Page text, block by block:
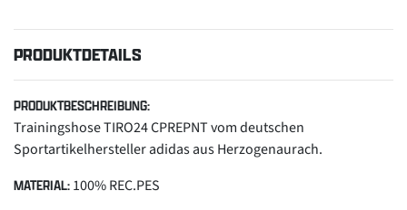
PRODUKTDETAILS
PRODUKTBESCHREIBUNG:
Trainingshose TIRO24 CPREPNT vom deutschen
Sportartikelhersteller adidas aus Herzogenaurach.
MATERIAL: 100% REC.PES